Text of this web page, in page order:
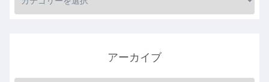
アーカイブ